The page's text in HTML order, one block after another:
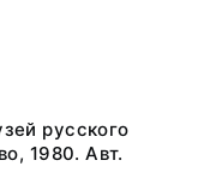
русского
1980. Авт.